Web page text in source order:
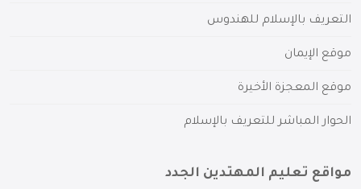
التعريف بالإسلام للهندوس
موقع الإيمان
موقع المعجزة الأخيرة
الحوار المباشر للتعريف بالإسلام
مواقع تعليم المهتدين الجدد